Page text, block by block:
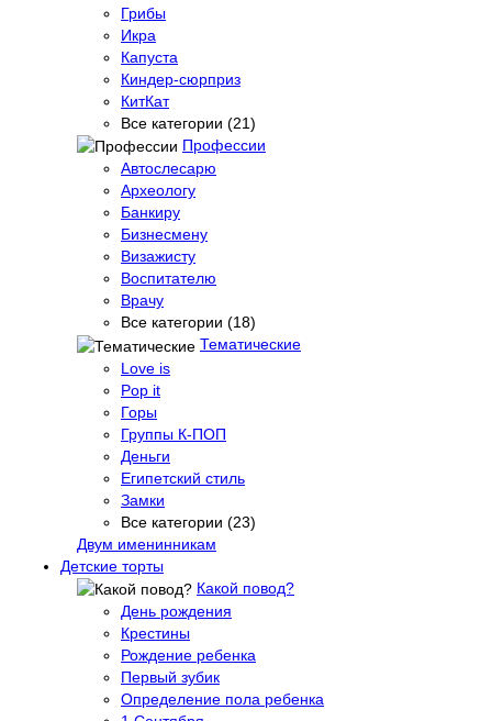
Грибы
Икра
Капуста
Киндер-сюрприз
КитКат
Все категории (21)
Профессии
Автослесарю
Археологу
Банкиру
Бизнесмену
Визажисту
Воспитателю
Врачу
Все категории (18)
Тематические
Love is
Pop it
Горы
Группы К-ПОП
Деньги
Египетский стиль
Замки
Все категории (23)
Двум именинникам
Детские торты
Какой повод?
День рождения
Крестины
Рождение ребенка
Первый зубик
Определение пола ребенка